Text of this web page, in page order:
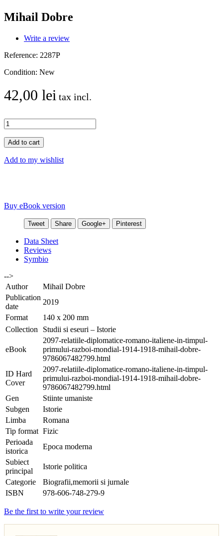
Mihail Dobre
Write a review
Reference: 2287P
Condition: New
42,00 lei tax incl.
Add to cart
Add to my wishlist
Buy eBook version
Tweet Share Google+ Pinterest
Data Sheet
Reviews
Symbio
-->
Author
Mihail Dobre
Publication
date
2019
Format
140 x 200 mm
Collection
Studii si eseuri – Istorie
eBook
2097-relatiile-diplomatice-romano-italiene-in-timpul-
primului-razboi-mondial-1914-1918-mihail-dobre-
9786067482799.html
ID Hard
Cover
2097-relatiile-diplomatice-romano-italiene-in-timpul-
primului-razboi-mondial-1914-1918-mihail-dobre-
9786067482799.html
Gen
Stiinte umaniste
Subgen
Istorie
Limba
Romana
Tip format Fizic
Perioada
istorica
Epoca moderna
Subiect
principal
Istorie politica
Categorie
Biografii,memorii si jurnale
ISBN
978-606-748-279-9
Be the first to write your review